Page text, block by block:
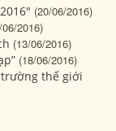
(20/06/2016)
06/2016)
(13/06/2016)
(18/06/2016)
thế giới